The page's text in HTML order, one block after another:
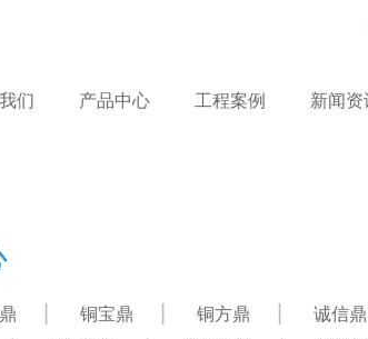
们 产品中心 工程案例 新闻资
铜宝鼎 铜方鼎 诚信鼎